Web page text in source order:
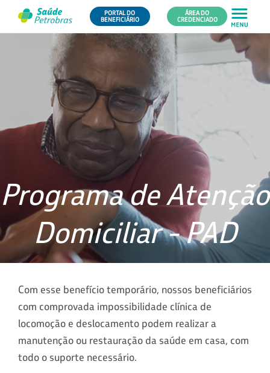
PORTAL DO
BENEFICIÁRIO
ÁREA DO
CREDENCIADO
Programa de Atenção
Domiciliar - PAD
Com esse benefício temporário, nossos beneficiários
com comprovada impossibilidade clínica de
locomoção e deslocamento podem realizar a
manutenção ou restauração da saúde em casa, com
todo o suporte necessário.